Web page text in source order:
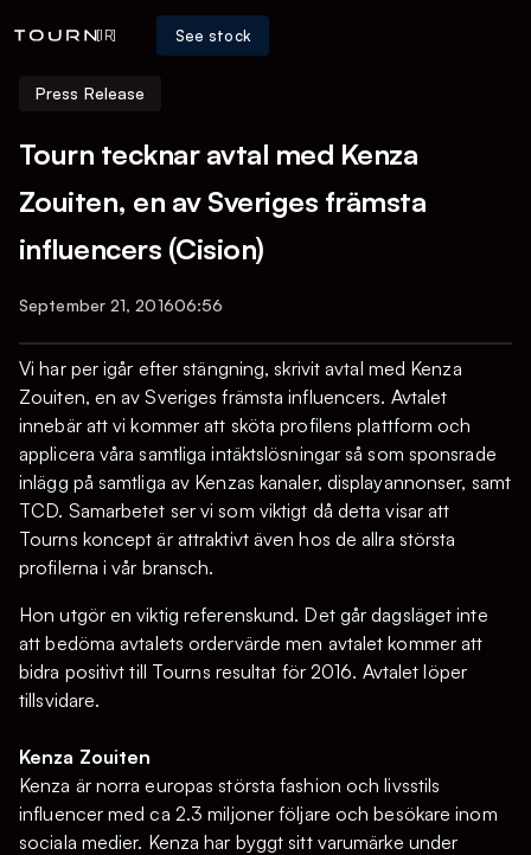
[IR] See stock
Press Release
Tourn tecknar avtal med Kenza
Zouiten, en av Sveriges främsta
influencers (Cision)
September 21, 201606:56
Vi har per igår efter stängning, skrivit avtal med Kenza
Zouiten, en av Sveriges främsta influencers. Avtalet
innebär att vi kommer att sköta profilens plattform och
applicera våra samtliga intäktslösningar så som sponsrade
inlägg på samtliga av Kenzas kanaler, displayannonser, samt
TCD. Samarbetet ser vi som viktigt då detta visar att
Tourns koncept är attraktivt även hos de allra största
profilerna i vår bransch.
Hon utgör en viktig referenskund. Det går dagsläget inte
att bedöma avtalets ordervärde men avtalet kommer att
bidra positivt till Tourns resultat för 2016. Avtalet löper
tillsvidare.
Kenza Zouiten
Kenza är norra europas största fashion och livsstils
influencer med ca 2.3 miljoner följare och besökare inom
sociala medier. Kenza har byggt sitt varumärke under